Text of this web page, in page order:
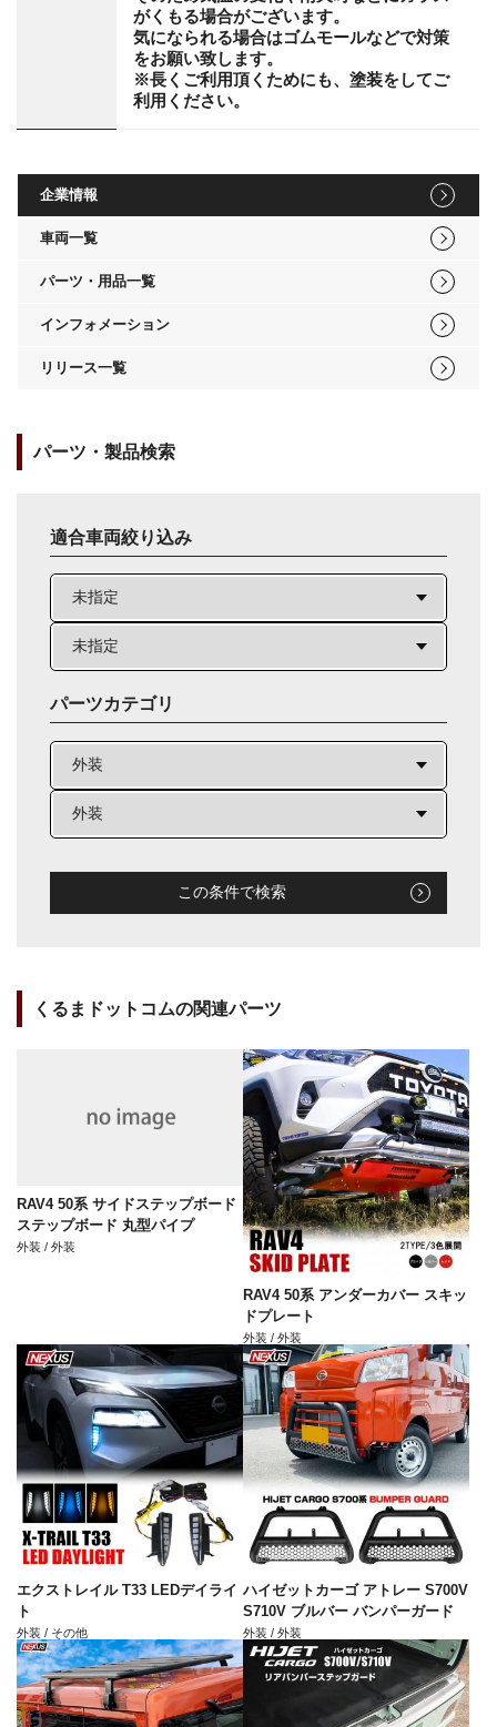
がくもる場合がございます。
気になられる場合はゴムモールなどで対策
をお願い致します。
※長くご利用頂くためにも、塗装をしてご
利用ください。
企業情報
車両一覧
パーツ・用品一覧
インフォメーション
リリース一覧
パーツ・製品検索
適合車両絞り込み
パーツカテゴリ
この条件で検索
くるまドットコムの関連パーツ
RAV4 50系 サイドステップボード
ステップボード 丸型パイプ
外装 / 外装
RAV4 50系 アンダーカバー スキッ
ドプレート
外装 / 外装
エクストレイル T33 LEDデイライ
ト
外装 / その他
ハイゼットカーゴ アトレー S700V
S710V ブルバー バンパーガード
外装 / 外装